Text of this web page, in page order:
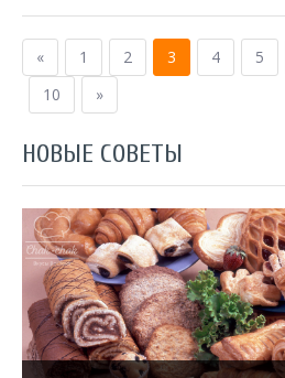
« 1 2 3 4 5
10
»
НОВЫЕ СОВЕТЫ